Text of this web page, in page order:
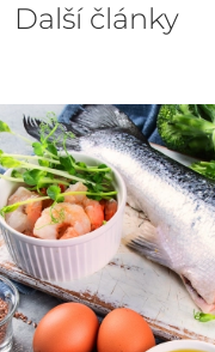
Další články